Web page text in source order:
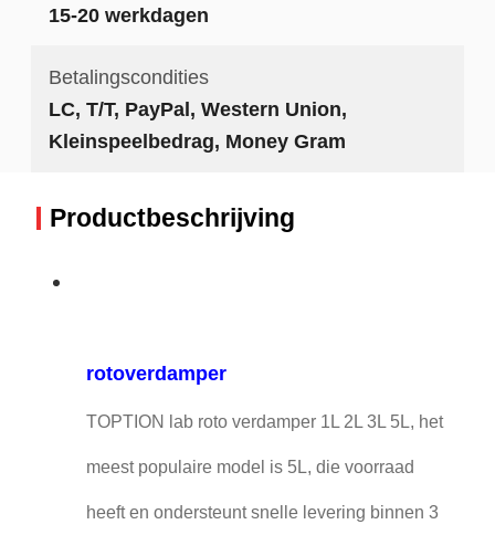
15-20 werkdagen
Betalingscondities
LC, T/T, PayPal, Western Union,
Kleinspeelbedrag, Money Gram
Productbeschrijving
rotoverdamper
TOPTION lab roto verdamper 1L 2L 3L 5L, het
meest populaire model is 5L, die voorraad
heeft en ondersteunt snelle levering binnen 3